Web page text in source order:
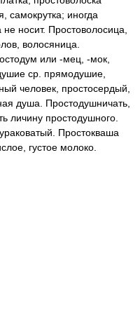
самокрутка; иногда
носит. Простоволосица,
волосяница.
или -мец, -мок,
ср. прямодушие,
человек, простосердый,
душа. Простодушничать,
личину простодушного.
Простокваша
густое молоко.